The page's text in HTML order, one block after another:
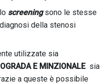
screeningsono le stesse
della stenosi
utilizzate sia
E MINZIONALEsia
a queste è possibile